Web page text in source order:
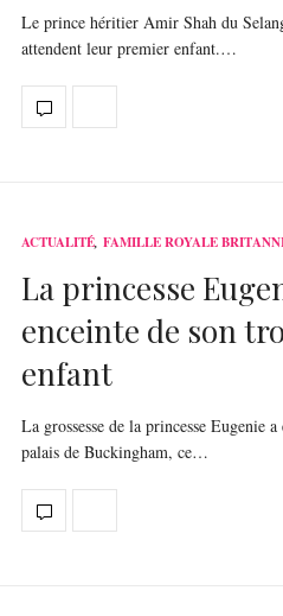
Le prince héritier Amir Shah du
attendent leur premier enfant.…
ACTUALITÉ, FAMILLE ROYALE
La princesse
enceinte de son
enfant
La grossesse de la princesse Eugenie
palais de Buckingham, ce…